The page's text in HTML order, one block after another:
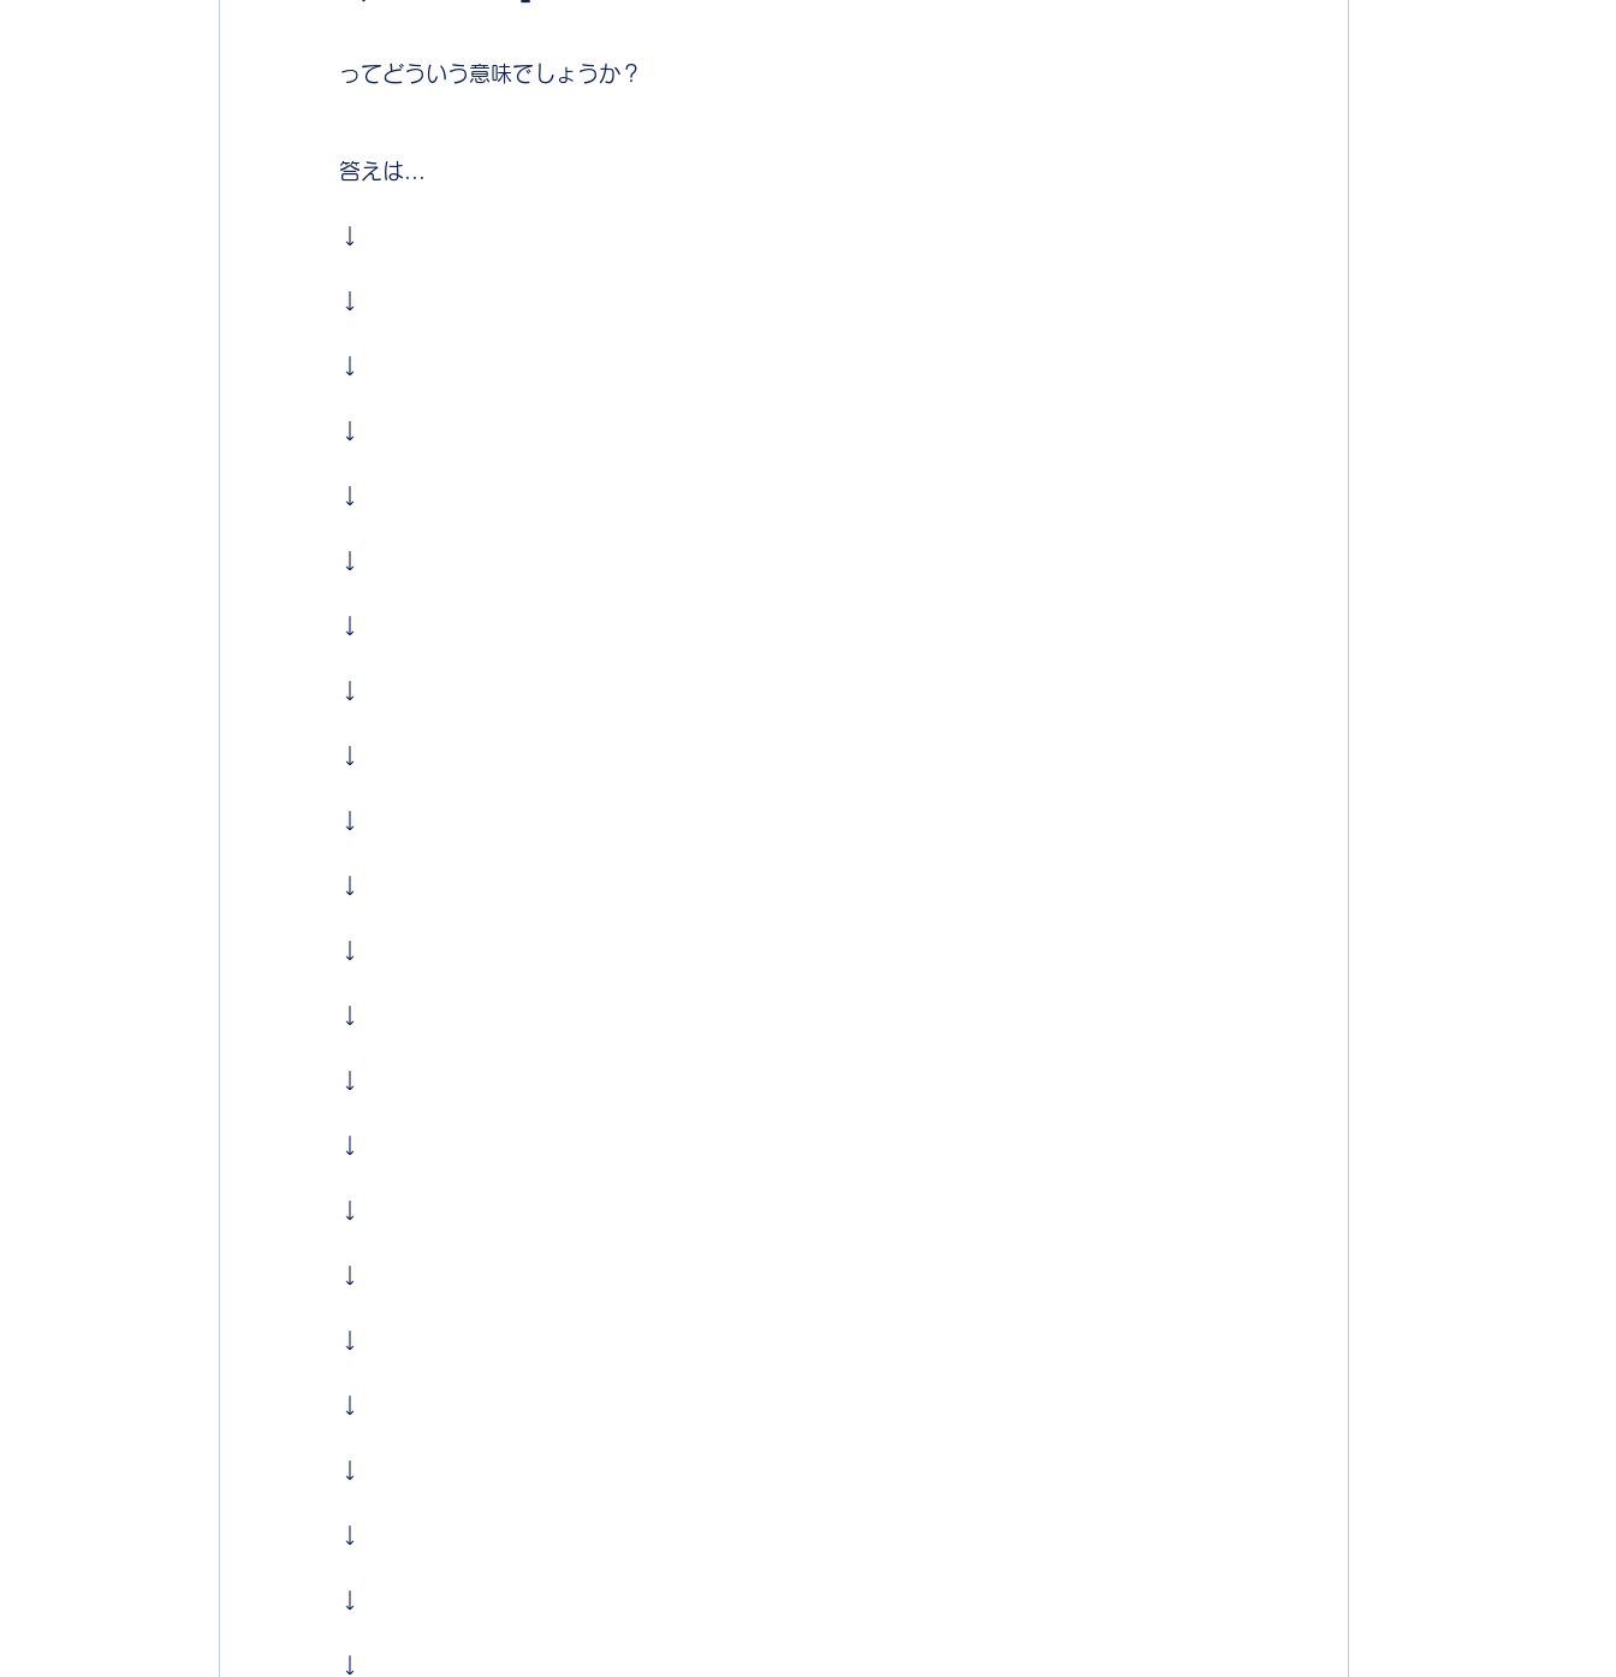
ってどういう意味でしょうか？
答えは...
↓
↓
↓
↓
↓
↓
↓
↓
↓
↓
↓
↓
↓
↓
↓
↓
↓
↓
↓
↓
↓
↓
↓